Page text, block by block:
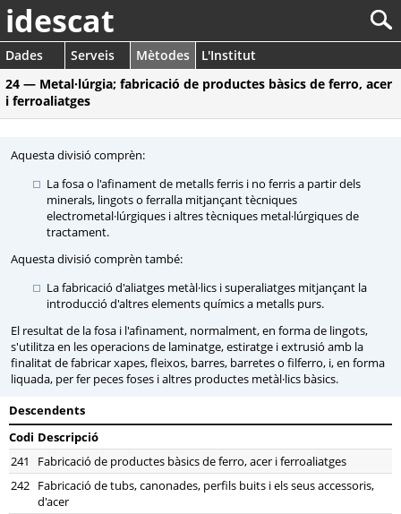
idescat
Dades Serveis Mètodes
L'Institut
24 — Metal·lúrgia; fabricació de productes bàsics de ferro, acer
i ferroaliatges
Aquesta divisió comprèn:
La fosa o l'afinament de metalls ferris i no ferris a partir dels
minerals, lingots o ferralla mitjançant tècniques
electrometal·lúrgiques i altres tècniques metal·lúrgiques de
tractament.
Aquesta divisió comprèn també:
La fabricació d'aliatges metàl·lics i superaliatges mitjançant la
introducció d'altres elements químics a metalls purs.
El resultat de la fosa i l'afinament, normalment, en forma de lingots,
s'utilitza en les operacions de laminatge, estiratge i extrusió amb la
finalitat de fabricar xapes, fleixos, barres, barretes o filferro, i, en forma
liquada, per fer peces foses i altres productes metàl·lics bàsics.
Descendents
Codi Descripció
241
Fabricació de productes bàsics de ferro, acer i ferroaliatges
242 Fabricació de tubs, canonades, perfils buits i els seus accessoris,
d'acer